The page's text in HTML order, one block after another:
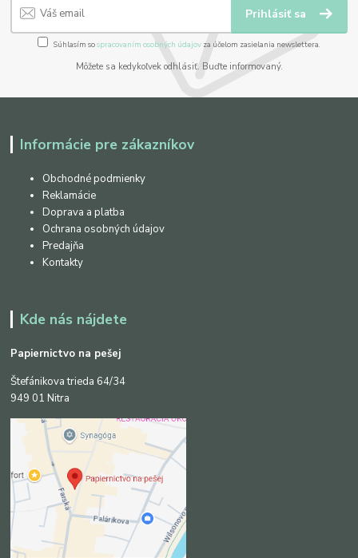
Prihlásiť sa
Súhlasím sospracovaním osobných údajov za účelom zasielania newslettera.
Môžete sa kedykoľvek odhlásiť. Buďte informovaný.
Informácie pre zákazníkov
Obchodné podmienky
Reklamácie
Doprava a platba
Ochrana osobných údajov
Predajňa
Kontakty
Kde nás nájdete
Papiernictvo na pešej
Štefánikova trieda 64/34
949 01 Nitra